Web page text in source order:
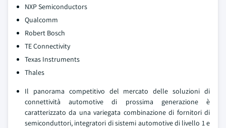
NXP Semiconductors
Qualcomm
Robert Bosch
TE Connectivity
Texas Instruments
Thales
Il panorama competitivo del mercato delle soluzioni di
connettività automotive di prossima generazione è
caratterizzato da una variegata combinazione di fornitori di
semiconduttori, integratori di sistemi automotive di livello 1 e